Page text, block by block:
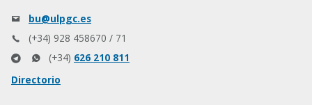
bu@ulpgc.es
(+34) 928 458670 / 71
(+34) 626 210 811
Directorio